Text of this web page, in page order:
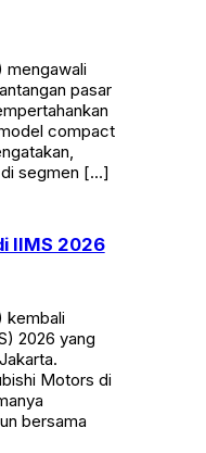
mengawali
pasar
compact
di segmen […]
IIMS 2026
kembali
2026 yang
Motors di
bersama